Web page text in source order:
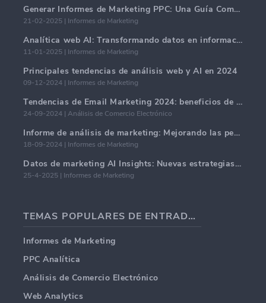
Generar Informes de Marketing PPC: Una Guía Completa
21-02-2025 | Informes de Marketing
Analítica web AI: Transformando datos en información con precisión
11-01-2025 | Informes de Marketing
Principales tendencias de análisis web y AI en 2024
09-12-2024 | Informes de Marketing
Tendencias de Email Marketing 2024: beneficios de la hiper-personalización
24-09-2024 | Análisis de Comercio Electrónico
Informe de análisis de marketing: Mejorando las perspectivas comerciales
18-09-2024 | Informes de Marketing
Datos de marketing AI Insights: Nuevas estrategias comerciales para 2024
25-4-2025 | Informes de Marketing
TEMAS POPULARES DE ENTRADAS DE BLOG
Informes de Marketing
PPC Analítica
Análisis de Comercio Electrónico
Web Analytics